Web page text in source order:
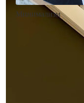
Минимализм